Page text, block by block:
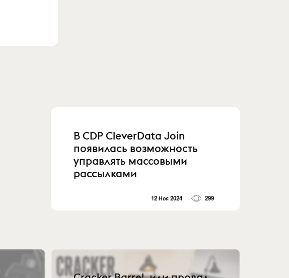
В CDP CleverData Join
появилась возможность
управлять массовыми
рассылками
12 Ноя 2024 299